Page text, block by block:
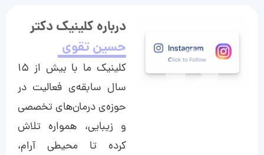
درباره کلینیک دکتر
حسین تقوی
کلینیک ما با بیش از ۱۵
سال سابقه‌ی فعالیت در
حوزه‌ی درمان‌های تخصصی
و زیبایی، همواره تلاش
کرده تا محیطی آرام،